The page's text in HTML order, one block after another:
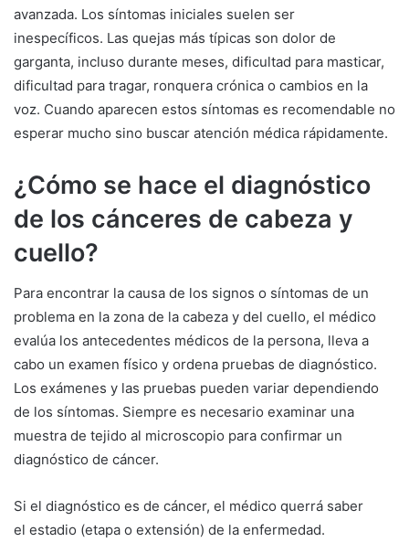
avanzada. Los síntomas iniciales suelen ser
inespecíficos. Las quejas más típicas son dolor de
garganta, incluso durante meses, dificultad para masticar,
dificultad para tragar, ronquera crónica o cambios en la
voz. Cuando aparecen estos síntomas es recomendable no
esperar mucho sino buscar atención médica rápidamente.
¿Cómo se hace el diagnóstico
de los cánceres de cabeza y
cuello?
Para encontrar la causa de los signos o síntomas de un
problema en la zona de la cabeza y del cuello, el médico
evalúa los antecedentes médicos de la persona, lleva a
cabo un examen físico y ordena pruebas de diagnóstico.
Los exámenes y las pruebas pueden variar dependiendo
de los síntomas. Siempre es necesario examinar una
muestra de tejido al microscopio para confirmar un
diagnóstico de cáncer.
Si el diagnóstico es de cáncer, el médico querrá saber
el estadio (etapa o extensión) de la enfermedad.